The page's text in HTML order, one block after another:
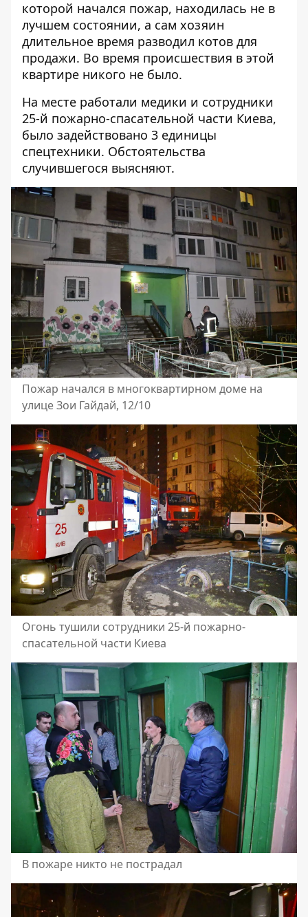
которой начался пожар, находилась не в
лучшем состоянии, а сам хозяин
длительное время разводил котов для
продажи. Во время происшествия в этой
квартире никого не было.
На месте работали медики и сотрудники
25-й пожарно-спасательной части Киева,
было задействовано 3 единицы
спецтехники. Обстоятельства
случившегося выясняют.
Пожар начался в многоквартирном доме на
улице Зои Гайдай, 12/10
Огонь тушили сотрудники 25-й пожарно-
спасательной части Киева
В пожаре никто не пострадал